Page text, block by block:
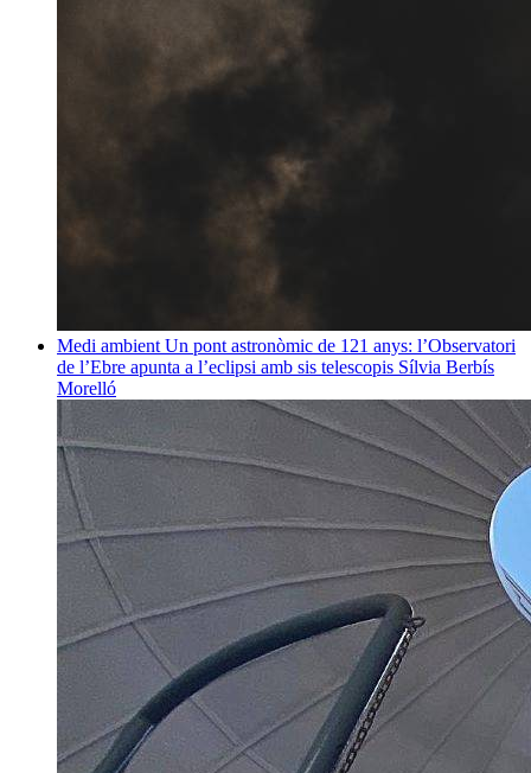
Medi ambient Un pont astronòmic de 121 anys: l’Observatori
de l’Ebre apunta a l’eclipsi amb sis telescopis Sílvia Berbís
Morelló